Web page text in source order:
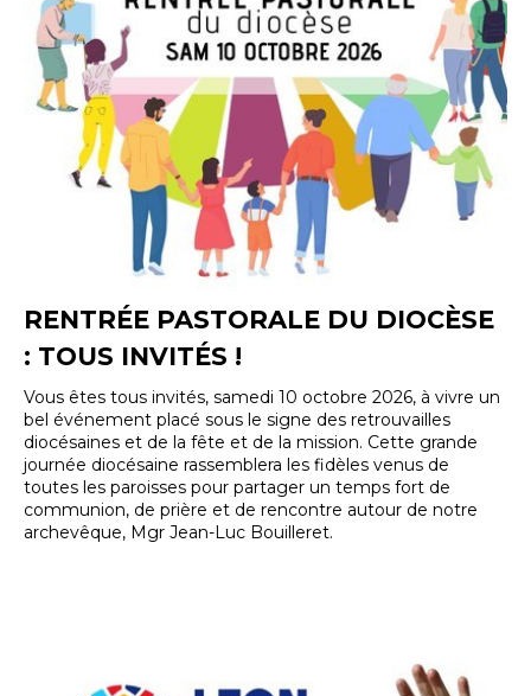
RENTRÉE PASTORALE DU DIOCÈSE
: TOUS INVITÉS !
Vous êtes tous invités, samedi 10 octobre 2026, à vivre un
bel événement placé sous le signe des retrouvailles
diocésaines et de la fête et de la mission. Cette grande
journée diocésaine rassemblera les fidèles venus de
toutes les paroisses pour partager un temps fort de
communion, de prière et de rencontre autour de notre
archevêque, Mgr Jean-Luc Bouilleret.